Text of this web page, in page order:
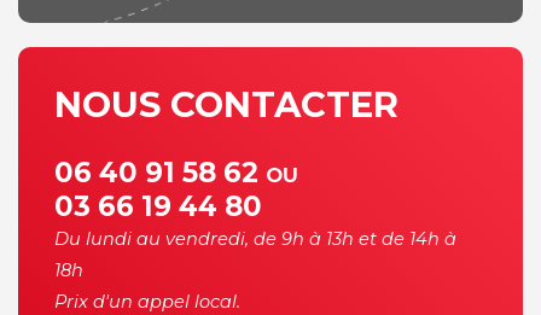
NOUS CONTACTER
06 40 91 58 62 OU
03 66 19 44 80
Du lundi au vendredi, de 9h à 13h et de 14h à
18h
Prix d'un appel local.